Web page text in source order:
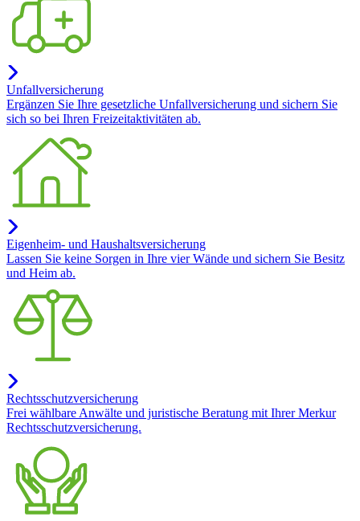
Unfallversicherung
Ergänzen Sie Ihre gesetzliche Unfallversicherung und sichern Sie
sich so bei Ihren Freizeitaktivitäten ab.
Eigenheim- und Haushaltsversicherung
Lassen Sie keine Sorgen in Ihre vier Wände und sichern Sie Besitz
und Heim ab.
Rechtsschutzversicherung
Frei wählbare Anwälte und juristische Beratung mit Ihrer Merkur
Rechtsschutzversicherung.